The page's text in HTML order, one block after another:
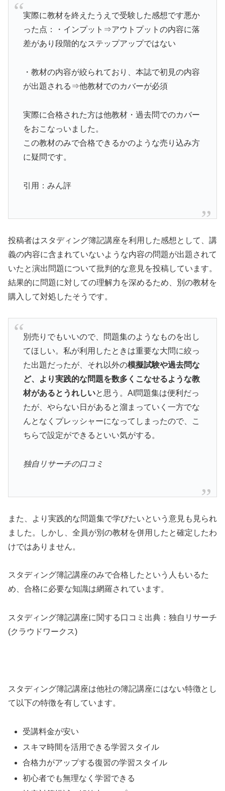
実際に教材を終えたうえで受験した感想です悪か
った点：・インプット⇒アウトプットの内容に落
差があり段階的なステップアップではない
・教材の内容が絞られており、本誌で初見の内容
が出題される⇒他教材でのカバーが必須
実際に合格された方は他教材・過去問でのカバー
をおこなっいました。
この教材のみで合格できるかのような売り込み方
に疑問です。
引用：みん評
投稿者はスタディング簿記講座を利用した感想として、講
義の内容に含まれていないような内容の問題が出題されて
いたと演出問題について批判的な意見を投稿しています。
結果的に問題に対しての理解力を深めるため、別の教材を
購入して対処したそうです。
別売りでもいいので、問題集のようなものを出し
てほしい。私が利用したときは重要な大問に絞っ
た出題だったが、それ以外の模擬試験や過去問な
ど、より実践的な問題を数多くこなせるような教
材があるとうれしいと思う。AI問題集は便利だっ
たが、やらない日があると溜まっていく一方でな
んとなくプレッシャーになってしまったので、こ
ちらで設定ができるといい気がする。
独自リサーチの口コミ
また、より実践的な問題集で学びたいという意見も見られ
ました。しかし、全員が別の教材を併用したと確定したわ
けではありません。
スタディング簿記講座のみで合格したという人もいるた
め、合格に必要な知識は網羅されています。
スタディング簿記講座に関する口コミ出典：独自リサーチ
(クラウドワークス)
スタディング簿記講座は他社の簿記講座にはない特徴とし
て以下の特徴を有しています。
受講料金が安い
スキマ時間を活用できる学習スタイル
合格力がアップする復習の学習スタイル
初心者でも無理なく学習できる